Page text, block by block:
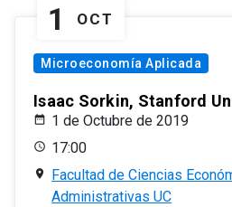
1 OCT
Microeconomía Aplicada
Isaac Sorkin, Stanford
1 de Octubre de 2019
17:00
Facultad de Ciencias
Administrativas UC